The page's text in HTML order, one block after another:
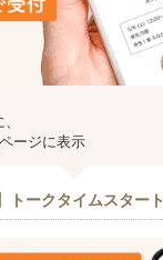
ージに表示
トークタイムスタート